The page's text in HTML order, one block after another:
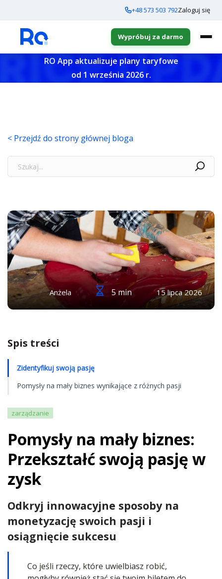
+48 573 503 792Zaloguj się
Wypróbuj za darmo
RO App aktualizuje plany taryfowe
od 1 września 2026 r.
< Przejdź do strony głównej bloga
Anżela 5 min 15 lipca 2026
Spis treści
Zidentyfikuj swoją pasję
Pomysły na mały biznes wynikające z różnych pasji
zarządzanie
Pomysły na mały biznes:
Przekształć swoją pasję w
zysk
Odkryj innowacyjne sposoby na
monetyzację swoich pasji i
osiągnięcie sukcesu
Co jeśli rzeczy, które uwielbiasz robić,